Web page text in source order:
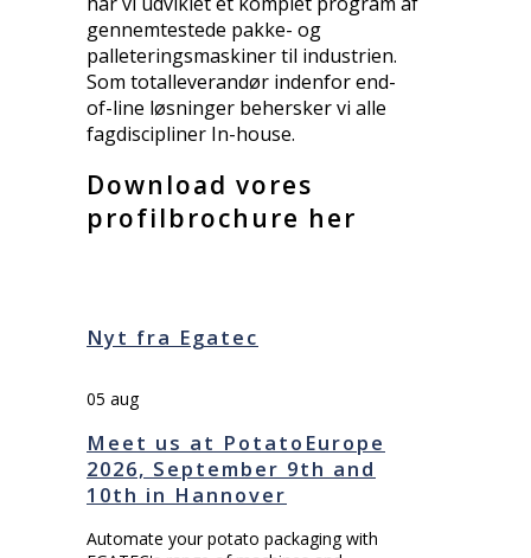
gennemtestede pakke- og
palleteringsmaskiner til industrien.
Som totalleverandør indenfor end-
of-line løsninger behersker vi alle
fagdiscipliner In-house.
Download vores
profilbrochure her
Nyt fra Egatec
05 aug
Meet us at PotatoEurope
2026, September 9th and
10th in Hannover
Automate your potato packaging with